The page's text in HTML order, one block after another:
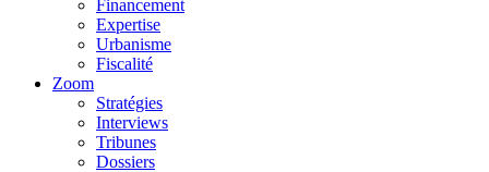
Financement
Expertise
Urbanisme
Fiscalité
Zoom
Stratégies
Interviews
Tribunes
Dossiers